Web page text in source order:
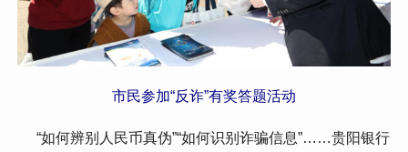
市民参加“反诈”有奖答题活动
“如何辨别人民币真伪”“如何识别诈骗信息”……贵阳银行